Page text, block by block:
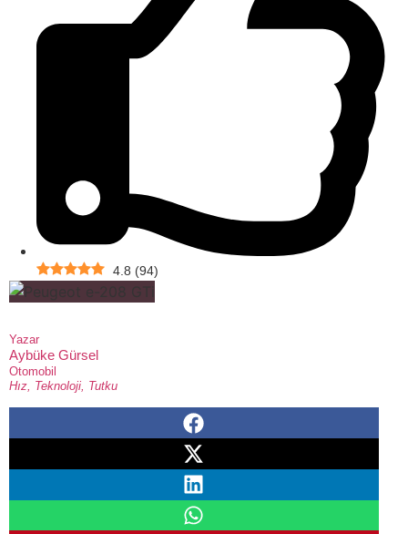
4.8 (94)
Yazar
Aybüke Gürsel
Otomobil
Hız, Teknoloji, Tutku